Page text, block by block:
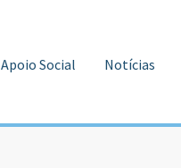
Apoio Social Notícias